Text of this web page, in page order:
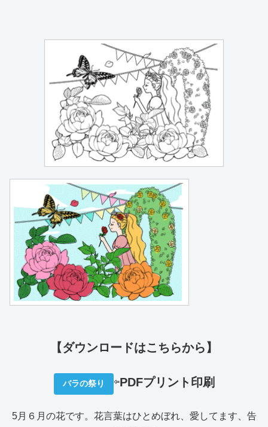
【ダウンロードはこちらから】
バラの祭り ⇦PDFプリント印刷
5月６月の花です。花言葉はひとめぼれ、愛してます、告